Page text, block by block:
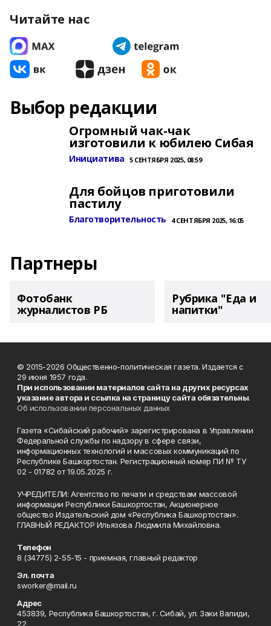
Читайте нас
Выбор редакции
Огромный чак-чак
изготовили к юбилею Сибая
Инициатива 5 СЕНТЯБРЯ 2025, 08:59
Для бойцов приготовили
пастилу
Благотворительность 4 СЕНТЯБРЯ 2025, 16:05
Партнеры
Фотобанк
журналистов РБ
Рубрика "Еда и
напитки"
© 2015-2026 Общественно-политическая газета. Издается с
29 июня 1957 года.
При использовании материалов сайта на других ресурсах
указание автора и ссылка на страницу сайта обязательны.
Об использовании персональных данных
Газета «Сибайский рабочий» зарегистрирована в Управлении
Федеральной службы по надзору в сфере связи,
информационных технологий и массовых коммуникаций по
Республике Башкортостан. Регистрационный номер ПИ № ТУ
02 - 01782 от 19.05.2025 г.
УЧРЕДИТЕЛИ: Агентство по печати и средствам массовой
информации Республики Башкортостан, Акционерное
общество Издательский дом «Республика Башкортостан».
ГЛАВНЫЙ РЕДАКТОР Ильязова Людмила Михайловна.
Телефон
8 (34775) 2-55-15 - приемная, главный редактор
Эл. почта
sworker@mail.ru
Адрес
453839, Республика Башкортостан, г. Сибай, ул. Заки Валиди,
22.